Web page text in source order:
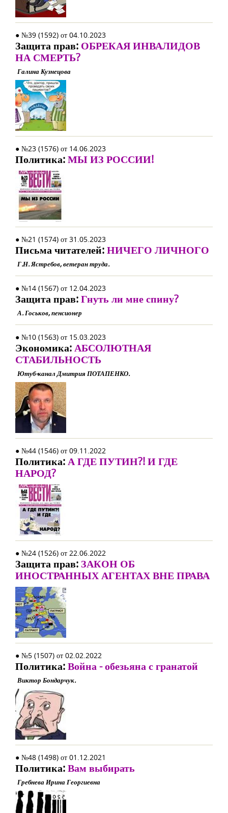
● №39 (1592) от 04.10.2023
Защита прав: ОБРЕКАЯ ИНВАЛИДОВ
НА СМЕРТЬ?
Галина Кузнецова
● №23 (1576) от 14.06.2023
Политика:МЫ ИЗ РОССИИ!
● №21 (1574) от 31.05.2023
Письма читателей:НИЧЕГО ЛИЧНОГО
Г.Н. Ястребов, ветеран труда.
● №14 (1567) от 12.04.2023
Защита прав:Гнуть ли мне спину?
А. Госьков, пенсионер
● №10 (1563) от 15.03.2023
Экономика:АБСОЛЮТНАЯ
СТАБИЛЬНОСТЬ
Ютуб-канал Дмитрия ПОТАПЕНКО.
● №44 (1546) от 09.11.2022
Политика:А ГДЕ ПУТИН?! И ГДЕ
НАРОД?
● №24 (1526) от 22.06.2022
Защита прав: ЗАКОН ОБ
ИНОСТРАННЫХ АГЕНТАХ ВНЕ ПРАВА
● №5 (1507) от 02.02.2022
Политика:Война - обезьяна с гранатой
Виктор Бондарчук.
● №48 (1498) от 01.12.2021
Политика:Вам выбирать
Гребнева Ирина Георгиевна